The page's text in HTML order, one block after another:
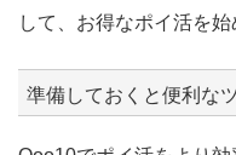
して、お得なポイ活を始
準備しておくと便利な